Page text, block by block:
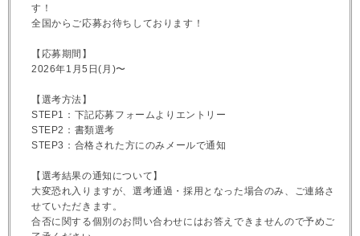
す！
全国からご応募お待ちしております！
【応募期間】
2026年1月5日(月)〜
【選考方法】
STEP1：下記応募フォームよりエントリー
STEP2：書類選考
STEP3：合格された方にのみメールで通知
【選考結果の通知について】
大変恐れ入りますが、選考通過・採用となった場合のみ、ご連絡さ
せていただきます。
合否に関する個別のお問い合わせにはお答えできませんので予めご